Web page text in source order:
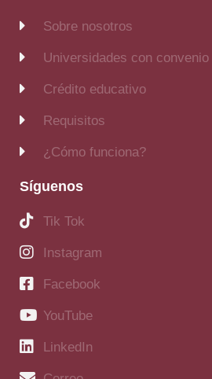
Sobre nosotros
Universidades con convenio
Crédito educativo
Requisitos
¿Cómo funciona?
Síguenos
Tik Tok
Instagram
Facebook
YouTube
LinkedIn